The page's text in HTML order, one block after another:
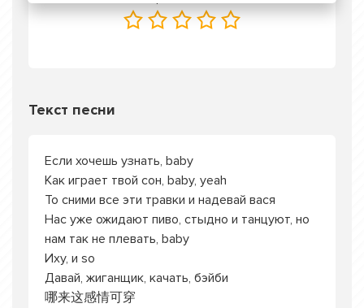
Текст песни
Если хочешь узнать, baby
Как играет твой сон, baby, yeah
То сними все эти травки и надевай вася
Нас уже ожидают пиво, стыдно и танцуют, но
нам так не плевать, baby
Иху, и so
Давай, жиганщик, качать, бэйби
哪来这感情可穿